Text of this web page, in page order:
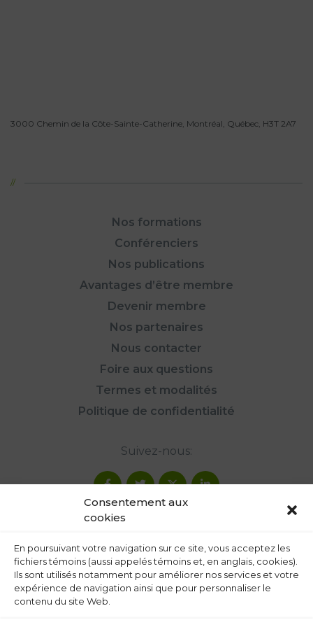
Consentement aux
cookies
En poursuivant votre navigation sur ce site, vous acceptez les
fichiers témoins (aussi appelés témoins et, en anglais, cookies).
Ils sont utilisés notamment pour améliorer nos services et votre
expérience de navigation ainsi que pour personnaliser le
contenu du site Web.
3000 Chemin de la Côte-Sainte-Catherine, Montréal, Québec, H3T 2A7
Nos formations
Conférenciers
Nos publications
Avantages d’être membre
Devenir membre
Nos partenaires
Nous contacter
Foire aux questions
Termes et modalités
Politique de confidentialité
Suivez-nous: